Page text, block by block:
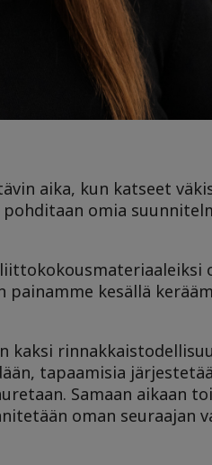
aika, kun katseet
omia
painamme kesällä
kaksi
tapaamisia
Samaan aikaan
oman seuraajan